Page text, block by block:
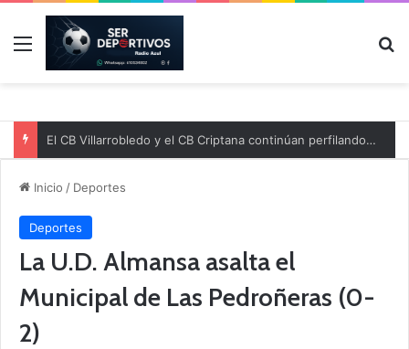
Menú
El CB Villarrobledo y el CB Criptana continúan perfilando sus plantillas
Inicio / Deportes
Deportes
La U.D. Almansa asalta el
Municipal de Las Pedroñeras (0-
2)